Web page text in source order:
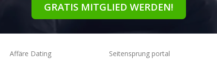
GRATIS MITGLIED WERDEN!
Affäre Dating
Seitensprung portal